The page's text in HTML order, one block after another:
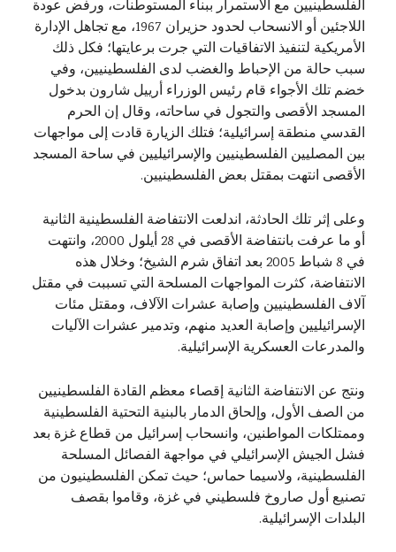
الفلسطينيين مع الاستمرار ببناء المستوطنات، ورفض عودة
اللاجئين أو الانسحاب لحدود حزيران 1967، مع تجاهل الإدارة
الأمريكية لتنفيذ الاتفاقيات التي جرت برعايتها؛ فكل ذلك
سبب حالة من الإحباط والغضب لدى الفلسطينيين، وفي
خضم تلك الأجواء قام رئيس الوزراء أرييل شارون بدخول
المسجد الأقصى والتجول في ساحاته، وقال إن الحرم
القدسي منطقة إسرائيلية؛ فتلك الزيارة قادت إلى مواجهات
بين المصليين الفلسطينيين والإسرائيليين في ساحة المسجد
الأقصى انتهت بمقتل بعض الفلسطينيين.
وعلى إثر تلك الحادثة، اندلعت الانتفاضة الفلسطينية الثانية
أو ما عرفت بانتفاضة الأقصى في 28 أيلول 2000، وانتهت
في 8 شباط 2005 بعد اتفاق شرم الشيخ؛ وخلال هذه
الانتفاضة، كثرت المواجهات المسلحة التي تسببت في مقتل
آلاف الفلسطينيين وإصابة عشرات الآلاف، ومقتل مئات
الإسرائيليين وإصابة العديد منهم، وتدمير عشرات الآليات
والمدرعات العسكرية الإسرائيلية.
ونتج عن الانتفاضة الثانية إقصاء معظم القادة الفلسطينيين
من الصف الأول، وإلحاق الدمار بالبنية التحتية الفلسطينية
وممتلكات المواطنين، وانسحاب إسرائيل من قطاع غزة بعد
فشل الجيش الإسرائيلي في مواجهة الفصائل المسلحة
الفلسطينية، ولاسيما حماس؛ حيث تمكن الفلسطينيون من
تصنيع أول صاروخ فلسطيني في غزة، وقاموا بقصف
البلدات الإسرائيلية.